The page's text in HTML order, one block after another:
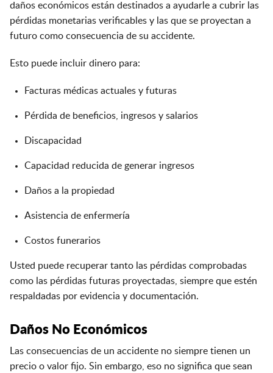
daños económicos están destinados a ayudarle a cubrir las
pérdidas monetarias verificables y las que se proyectan a
futuro como consecuencia de su accidente.
Esto puede incluir dinero para:
Facturas médicas actuales y futuras
Pérdida de beneficios, ingresos y salarios
Discapacidad
Capacidad reducida de generar ingresos
Daños a la propiedad
Asistencia de enfermería
Costos funerarios
Usted puede recuperar tanto las pérdidas comprobadas
como las pérdidas futuras proyectadas, siempre que estén
respaldadas por evidencia y documentación.
Daños No Económicos
Las consecuencias de un accidente no siempre tienen un
precio o valor fijo. Sin embargo, eso no significa que sean